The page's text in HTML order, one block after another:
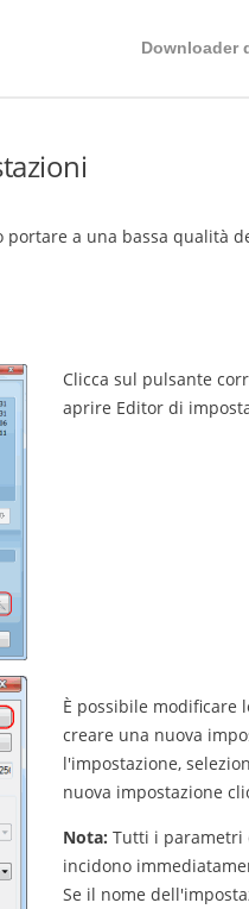
Downloader
a una bassa qualità
Clicca sul pulsante
aprire Editor di
È possibile modificare
creare una nuova
l'impostazione,
nuova impostazione
Nota: Tutti i parametri
incidono
Se il nome